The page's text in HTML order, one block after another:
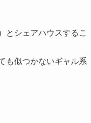
とシェアハウスするこ
も似つかないギャル系